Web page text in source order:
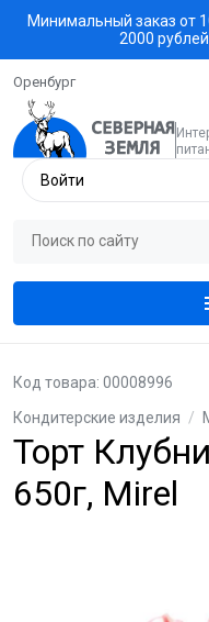
Минимальный заказ от
2000
Оренбург
Войти
Кондитерские изделия /
Торт
650г, Mirel
Код товара: 00008996